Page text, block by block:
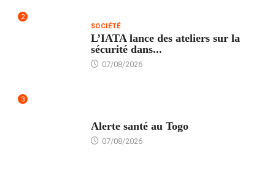
2
SOCIÉTÉ
L’IATA lance des ateliers sur la
sécurité dans...
07/08/2026
3
Alerte santé au Togo
07/08/2026